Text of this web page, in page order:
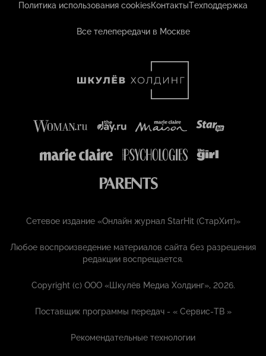
Политика использования cookiesКонтактыТехподдержка
Все телепередачи в Москве
Сетевое издание «Онлайн журнал StarHit (СтарХит)»
Любое воспроизведение материалов сайта без разрешения
редакции воспрещается.
Copyright (с) ООО «Шкулёв Медиа Холдинг», 2026.
Поставщик программы передач - «Сервис-ТВ »
Рекомендательные технологии